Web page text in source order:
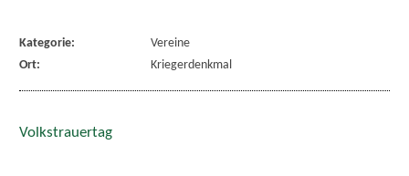
Kategorie:
Vereine
Ort:
Kriegerdenkmal
Volkstrauertag